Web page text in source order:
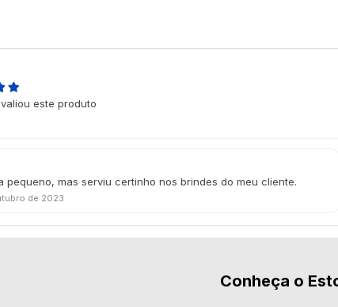
este produto
pequeno, mas serviu certinho nos brindes do meu cliente.
de 2023
Conheça o